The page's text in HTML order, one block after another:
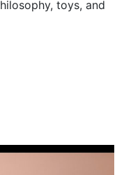
toys, and